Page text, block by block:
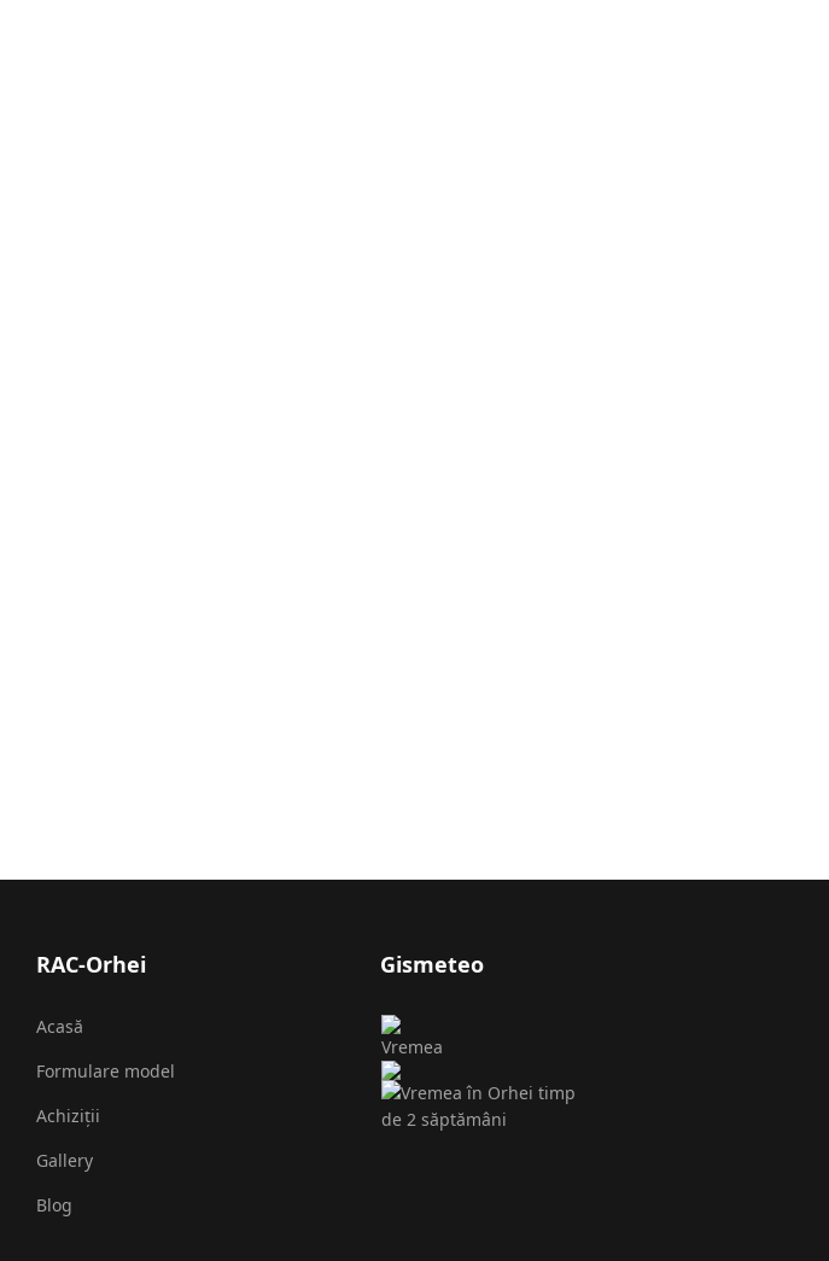
RAC-Orhei
Acasă
Formulare model
Achiziții
Gallery
Blog
Gismeteo